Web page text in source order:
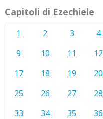
Capitoli di Ezechiele
1 2 3 4
9
10 11 12
17
18 19 20
25
26 27 28
33
34 35 36